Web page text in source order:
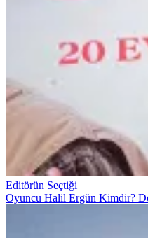
Editörün Seçtiği
Oyuncu Halil Ergün Kimdir?